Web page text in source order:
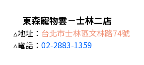
東森寵物雲－士林二店
▵地址： 台北市士林區文林路74號
▵電話： 02-2883-1359